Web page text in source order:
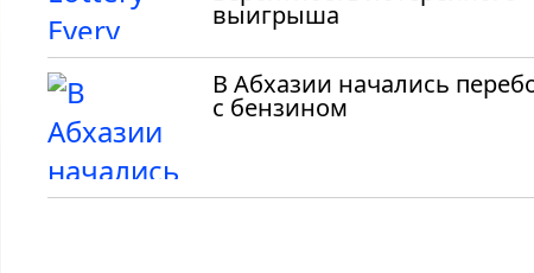
выигрыша
В Абхазии начались
с бензином